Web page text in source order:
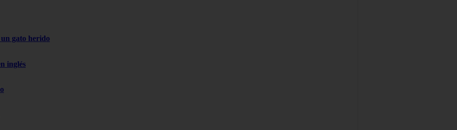
gato herido
inglés